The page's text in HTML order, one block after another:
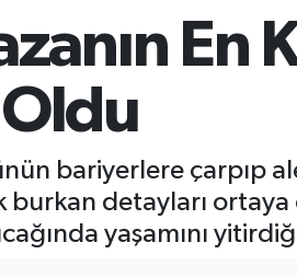
En
bariyerlere çarpıp
detayları ortaya
yaşamını